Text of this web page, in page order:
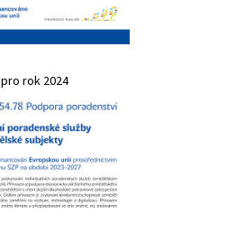
pro rok 2024